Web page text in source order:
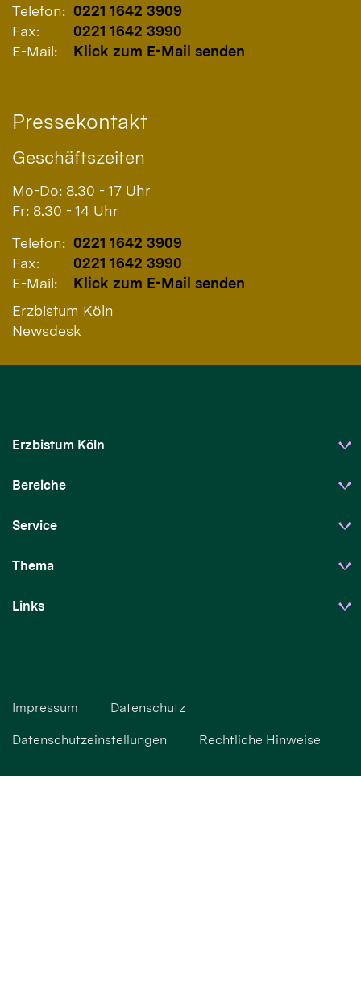
Telefon: 0221 1642 3909
Fax:
0221 1642 3990
E-Mail:
Klick zum E-Mail senden
Pressekontakt
Geschäftszeiten
Mo-Do: 8.30 - 17 Uhr
Fr: 8.30 - 14 Uhr
Telefon: 0221 1642 3909
Fax:
0221 1642 3990
E-Mail:
Klick zum E-Mail senden
Erzbistum Köln
Newsdesk
Erzbistum Köln
Bereiche
Service
Thema
Links
Impressum Datenschutz
Datenschutzeinstellungen Rechtliche Hinweise